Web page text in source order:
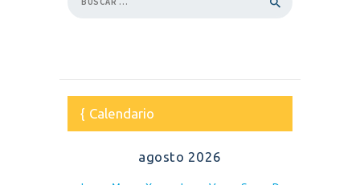
Calendario
agosto 2026